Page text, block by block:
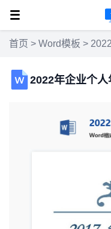
首页 > Word模板 >
2022年企业个